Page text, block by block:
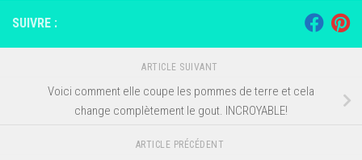
SUIVRE :
ARTICLE SUIVANT
Voici comment elle coupe les pommes de terre et cela
change complètement le gout. INCROYABLE!
ARTICLE PRÉCÉDENT